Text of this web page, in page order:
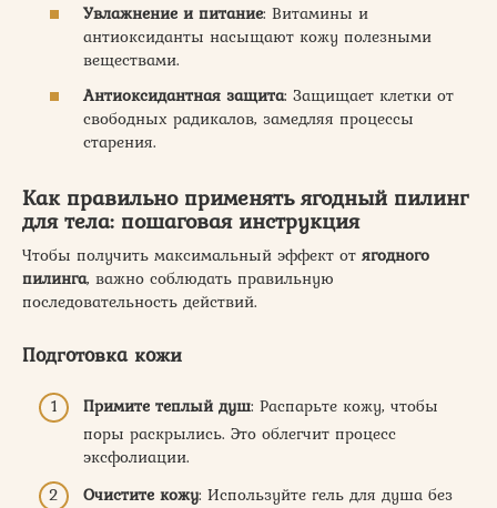
Увлажнение и питание: Витамины и
антиоксиданты насыщают кожу полезными
веществами.
Антиоксидантная защита: Защищает клетки от
свободных радикалов, замедляя процессы
старения.
Как правильно применять ягодный пилинг
для тела: пошаговая инструкция
Чтобы получить максимальный эффект отягодного
пилинга, важно соблюдать правильную
последовательность действий.
Подготовка кожи
Примите теплый душ: Распарьте кожу, чтобы
поры раскрылись. Это облегчит процесс
эксфолиации.
Очистите кожу: Используйте гель для душа без